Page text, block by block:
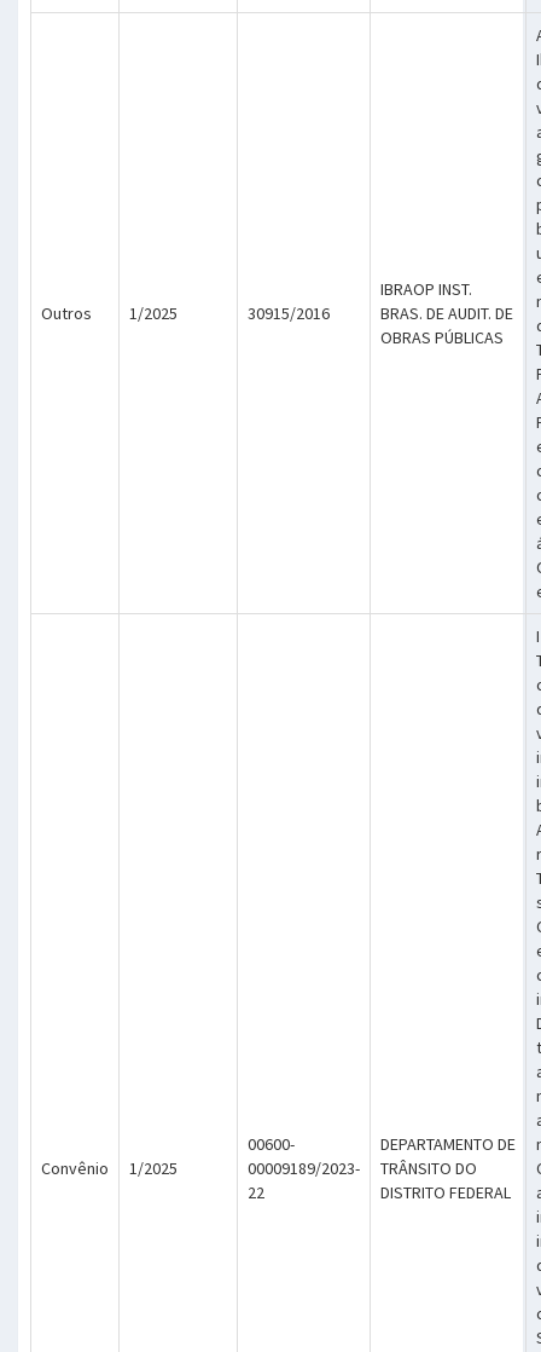
Outros 1/2025 30915/2016
IBRAOP INST.
BRAS. DE AUDIT. DE
OBRAS PÚBLICAS
Convênio 1/2025
00600-
00009189/2023-
22
DEPARTAMENTO DE
TRÂNSITO DO
DISTRITO FEDERAL